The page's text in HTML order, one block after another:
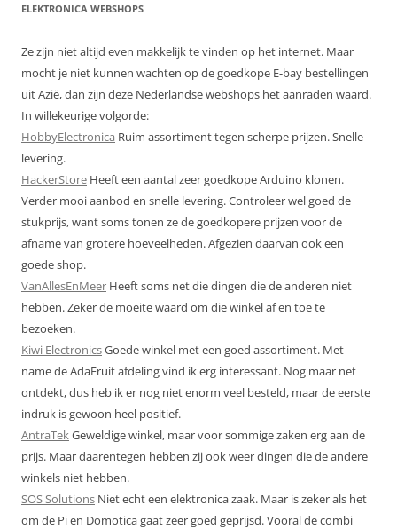
ELEKTRONICA WEBSHOPS
Ze zijn niet altijd even makkelijk te vinden op het internet. Maar
mocht je niet kunnen wachten op de goedkope E-bay bestellingen
uit Azië, dan zijn deze Nederlandse webshops het aanraden waard.
In willekeurige volgorde:
HobbyElectronica Ruim assortiment tegen scherpe prijzen. Snelle
levering.
HackerStore Heeft een aantal zeer goedkope Arduino klonen.
Verder mooi aanbod en snelle levering. Controleer wel goed de
stukprijs, want soms tonen ze de goedkopere prijzen voor de
afname van grotere hoeveelheden. Afgezien daarvan ook een
goede shop.
VanAllesEnMeer Heeft soms net die dingen die de anderen niet
hebben. Zeker de moeite waard om die winkel af en toe te
bezoeken.
Kiwi ElectronicsGoede winkel met een goed assortiment. Met
name de AdaFruit afdeling vind ik erg interessant. Nog maar net
ontdekt, dus heb ik er nog niet enorm veel besteld, maar de eerste
indruk is gewoon heel positief.
AntraTek Geweldige winkel, maar voor sommige zaken erg aan de
prijs. Maar daarentegen hebben zij ook weer dingen die de andere
winkels niet hebben.
SOS Solutions Niet echt een elektronica zaak. Maar is zeker als het
om de Pi en Domotica gaat zeer goed geprijsd. Vooral de combi